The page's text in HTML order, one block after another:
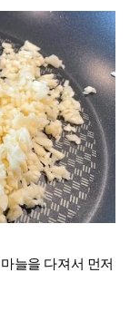
늘을 다져서 먼저